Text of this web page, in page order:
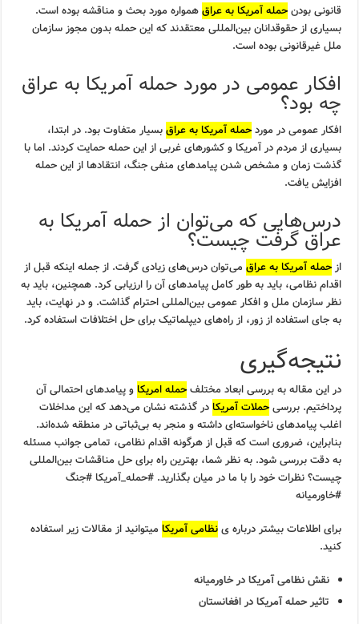
قانونی بودنحمله آمریکا به عراقهمواره مورد بحث و مناقشه بوده است.
بسیاری از حقوقدانان بین‌المللی معتقدند که این حمله بدون مجوز سازمان
ملل غیرقانونی بوده است.
افکار عمومی در مورد حمله آمریکا به عراق
چه بود؟
افکار عمومی در موردحمله آمریکا به عراقبسیار متفاوت بود. در ابتدا،
بسیاری از مردم در آمریکا و کشورهای غربی از این حمله حمایت کردند. اما با
گذشت زمان و مشخص شدن پیامدهای منفی جنگ، انتقادها از این حمله
افزایش یافت.
درس‌هایی که می‌توان از حمله آمریکا به
عراق گرفت چیست؟
ازحمله آمریکا به عراق می‌توان درس‌های زیادی گرفت. از جمله اینکه قبل از
اقدام نظامی، باید به طور کامل پیامدهای آن را ارزیابی کرد. همچنین، باید به
نظر سازمان ملل و افکار عمومی بین‌المللی احترام گذاشت. و در نهایت، باید
به جای استفاده از زور، از راه‌های دیپلماتیک برای حل اختلافات استفاده کرد.
نتیجه‌گیری
در این مقاله به بررسی ابعاد مختلفحمله امریکاو پیامدهای احتمالی آن
پرداختیم. بررسیحملات آمریکادر گذشته نشان می‌دهد که این مداخلات
اغلب پیامدهای ناخواسته‌ای داشته و منجر به بی‌ثباتی در منطقه شده‌اند.
بنابراین، ضروری است که قبل از هرگونه اقدام نظامی، تمامی جوانب مسئله
به دقت بررسی شود. به نظر شما، بهترین راه برای حل مناقشات بین‌المللی
چیست؟ نظرات خود را با ما در میان بگذارید. #حمله_آمریکا #جنگ
#خاورمیانه
برای اطلاعات بیشتر درباره ینظامی آمریکا میتوانید از مقالات زیر استفاده
کنید.
نقش نظامی آمریکا در خاورمیانه
تاثیر حمله آمریکا در افغانستان